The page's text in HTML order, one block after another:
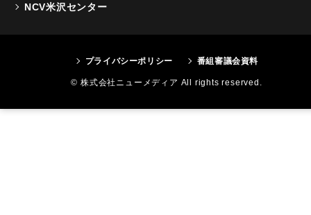
NCV米沢センター
プライバシーポリシー 番組審議会資料
© 株式会社ニューメディア All rights reserved.